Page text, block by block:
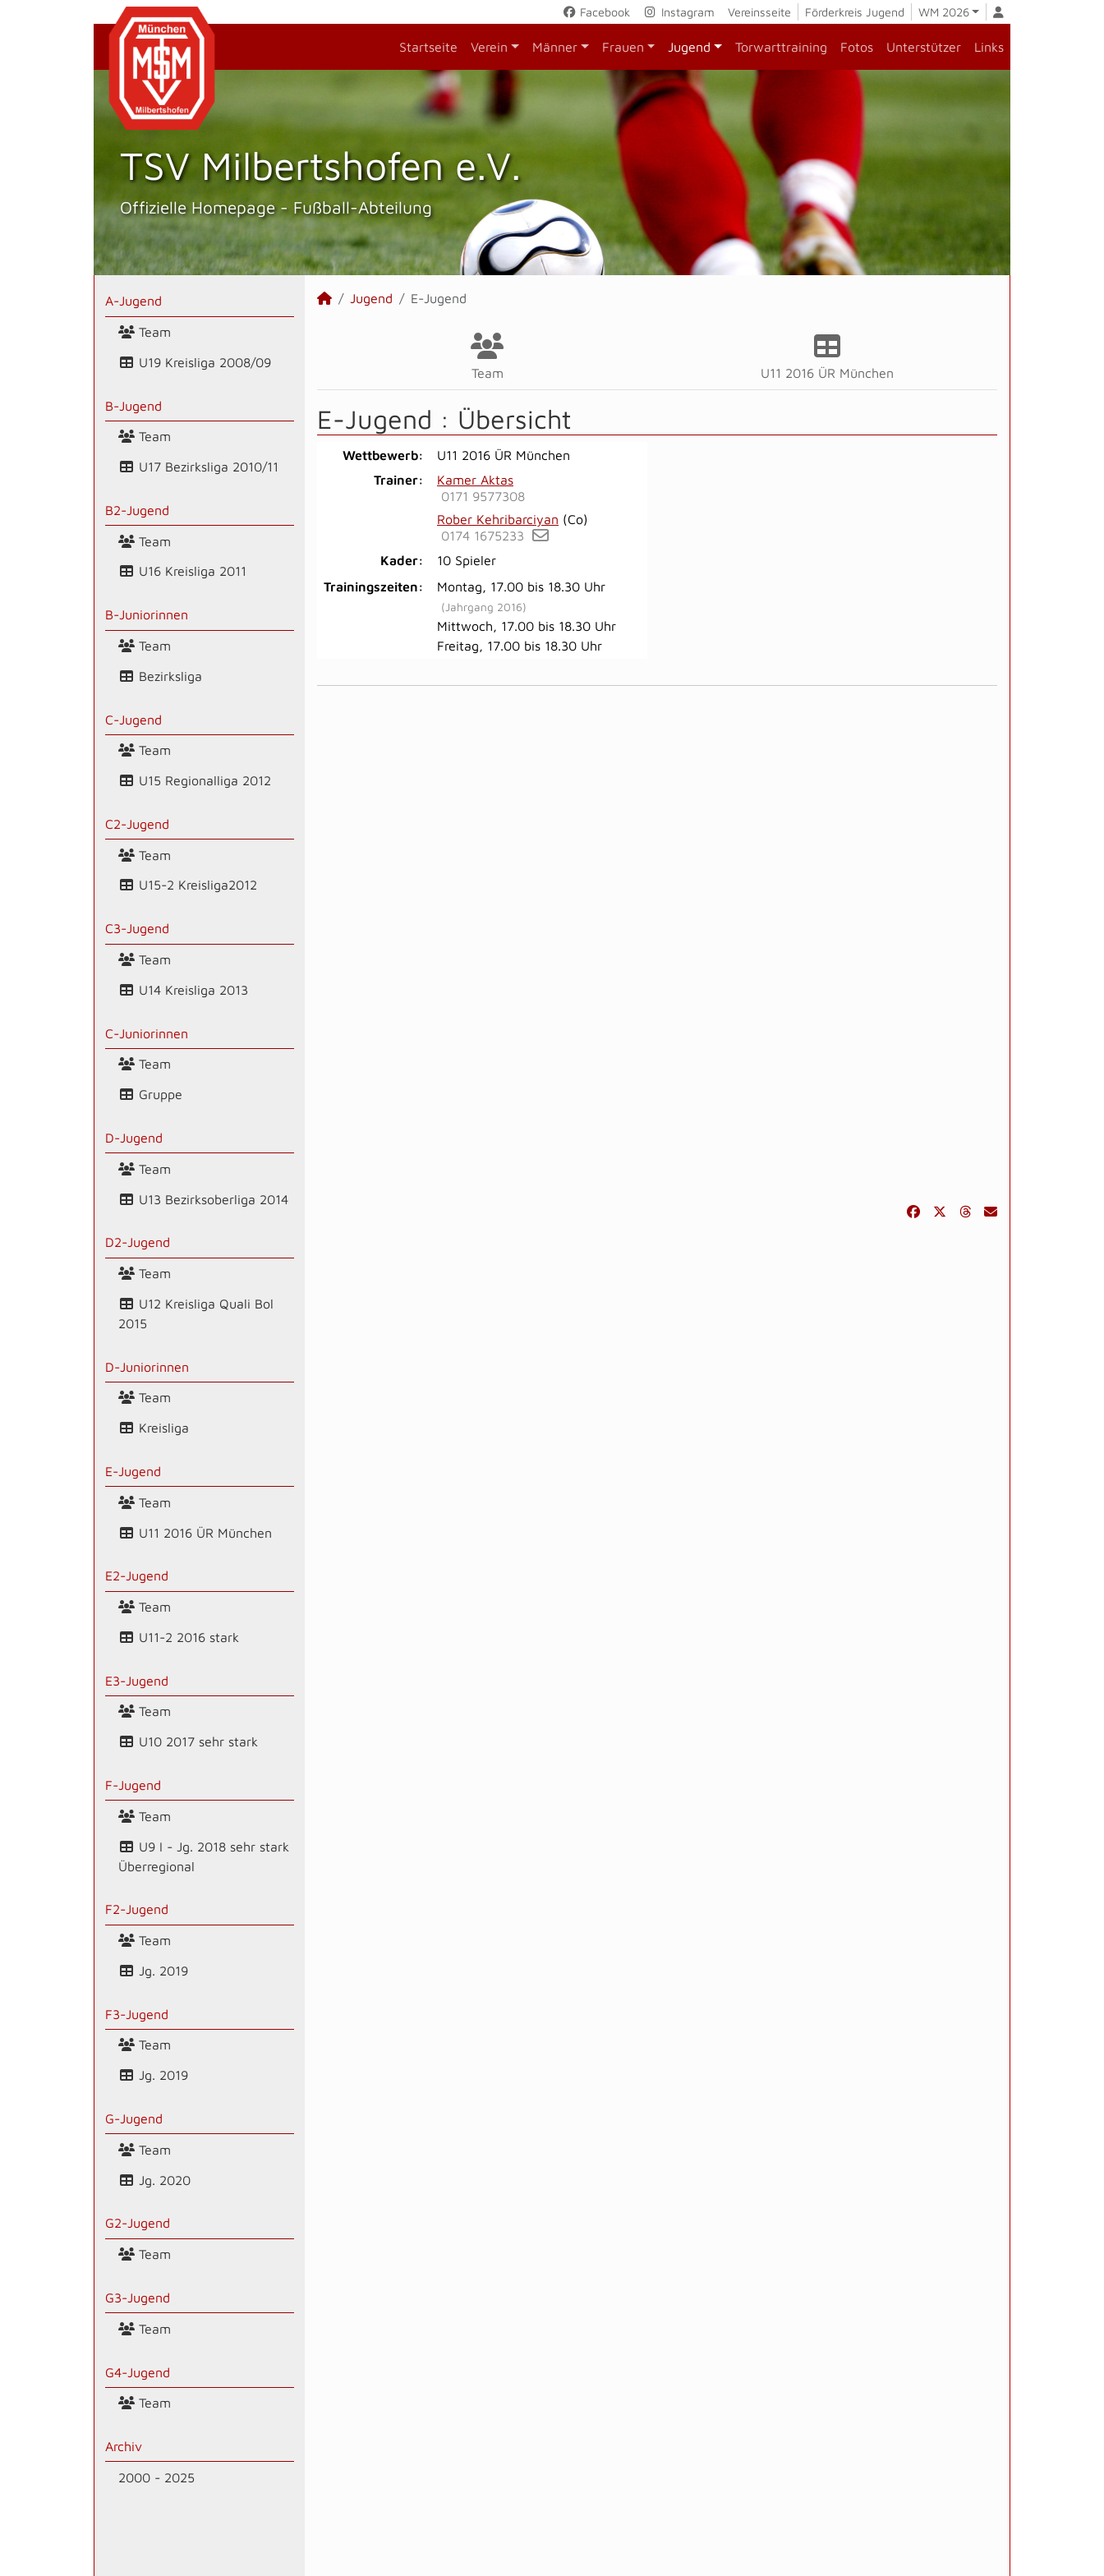
Facebook Instagram Vereinsseite Förderkreis Jugend WM 2026
Startseite Verein Männer Frauen Jugend Torwarttraining Fotos Unterstützer Links
TSV Milbertshofen e.V.
Offizielle Homepage - Fußball-Abteilung
A-Jugend
Team
U19 Kreisliga 2008/09
B-Jugend
Team
U17 Bezirksliga 2010/11
B2-Jugend
Team
U16 Kreisliga 2011
B-Juniorinnen
Team
Bezirksliga
C-Jugend
Team
U15 Regionalliga 2012
C2-Jugend
Team
U15-2 Kreisliga2012
C3-Jugend
Team
U14 Kreisliga 2013
C-Juniorinnen
Team
Gruppe
D-Jugend
Team
U13 Bezirksoberliga 2014
D2-Jugend
Team
U12 Kreisliga Quali Bol
2015
D-Juniorinnen
Team
Kreisliga
E-Jugend
Team
U11 2016 ÜR München
E2-Jugend
Team
U11-2 2016 stark
E3-Jugend
Team
U10 2017 sehr stark
F-Jugend
Team
U9 I - Jg. 2018 sehr stark
Überregional
F2-Jugend
Team
Jg. 2019
F3-Jugend
Team
Jg. 2019
G-Jugend
Team
Jg. 2020
G2-Jugend
Team
G3-Jugend
Team
G4-Jugend
Team
Archiv
2000 - 2025
Jugend E-Jugend
Team U11 2016 ÜR München
E-Jugend : Übersicht
Wettbewerb:
U11 2016 ÜR München
Trainer:
Kamer Aktas
0171 9577308
Rober Kehribarciyan (Co)
0174 1675233
Kader:
10 Spieler
Trainingszeiten:
Montag, 17.00 bis 18.30 Uhr
(Jahrgang 2016)
Mittwoch, 17.00 bis 18.30 Uhr
Freitag, 17.00 bis 18.30 Uhr